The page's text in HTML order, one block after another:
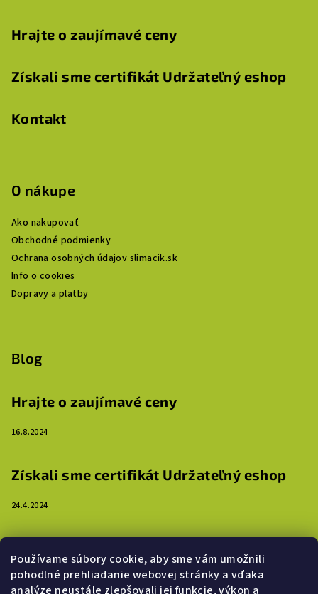
Používame súbory cookie, aby sme vám umožnili
pohodlné prehliadanie webovej stránky a vďaka
analýze neustále zlepšovali jej funkcie, výkon a
Hrajte o zaujímavé ceny
Získali sme certifikát Udržateľný eshop
Kontakt
O nákupe
Ako nakupovať
Obchodné podmienky
Ochrana osobných údajov slimacik.sk
Info o cookies
Dopravy a platby
Blog
Hrajte o zaujímavé ceny
16.8.2024
Získali sme certifikát Udržateľný eshop
24.4.2024
samolepkami